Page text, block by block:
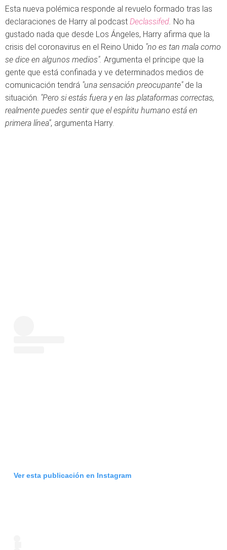
Esta nueva polémica responde al revuelo formado tras las
declaraciones de Harry al podcast Declassifed. No ha
gustado nada que desde Los Ángeles, Harry afirma que la
crisis del coronavirus en el Reino Unido "no es tan mala como
se dice en algunos medios". Argumenta el príncipe que la
gente que está confinada y ve determinados medios de
comunicación tendrá "una sensación preocupante"de la
situación. "Pero si estás fuera y en las plataformas correctas,
realmente puedes sentir que el espíritu humano está en
primera línea", argumenta Harry.
Ver esta publicación en Instagram